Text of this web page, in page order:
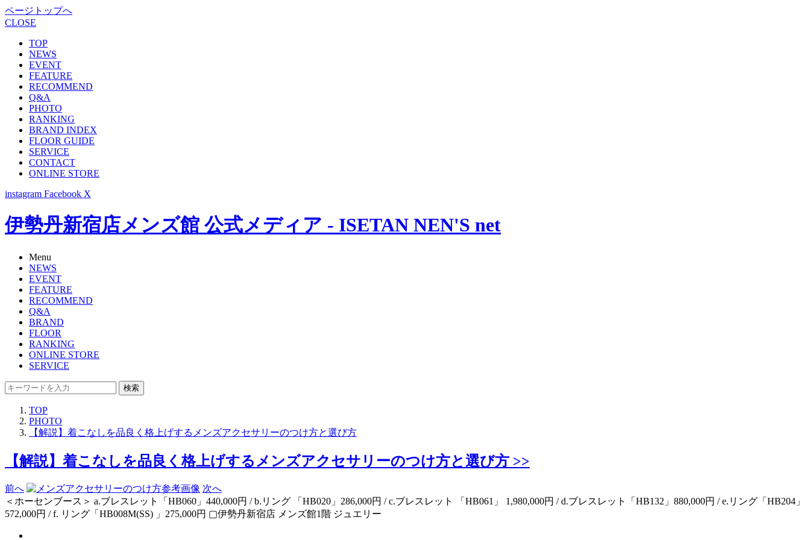
ページトップへ
CLOSE
TOP
NEWS
EVENT
FEATURE
RECOMMEND
Q&A
PHOTO
RANKING
BRAND INDEX
FLOOR GUIDE
SERVICE
CONTACT
ONLINE STORE
instagram Facebook X
伊勢丹新宿店メンズ館 公式メディア - ISETAN NEN'S net
Menu
NEWS
EVENT
FEATURE
RECOMMEND
Q&A
BRAND
FLOOR
RANKING
ONLINE STORE
SERVICE
検索
TOP
PHOTO
【解説】着こなしを品良く格上げするメンズアクセサリーのつけ方と選び方
【解説】着こなしを品良く格上げするメンズアクセサリーのつけ方と選び方 >>
前へ
次へ
＜ホーセンブース＞ a.ブレスレット「HB060」440,000円 / b.リング 「HB020」286,000円 / c.ブレスレット 「HB061」 1,980,000円 / d.ブレスレット「HB132」880,000円 / e.リング「HB204」
572,000円 / f. リング「HB008M(SS) 」275,000円 ▢伊勢丹新宿店 メンズ館1階 ジュエリー